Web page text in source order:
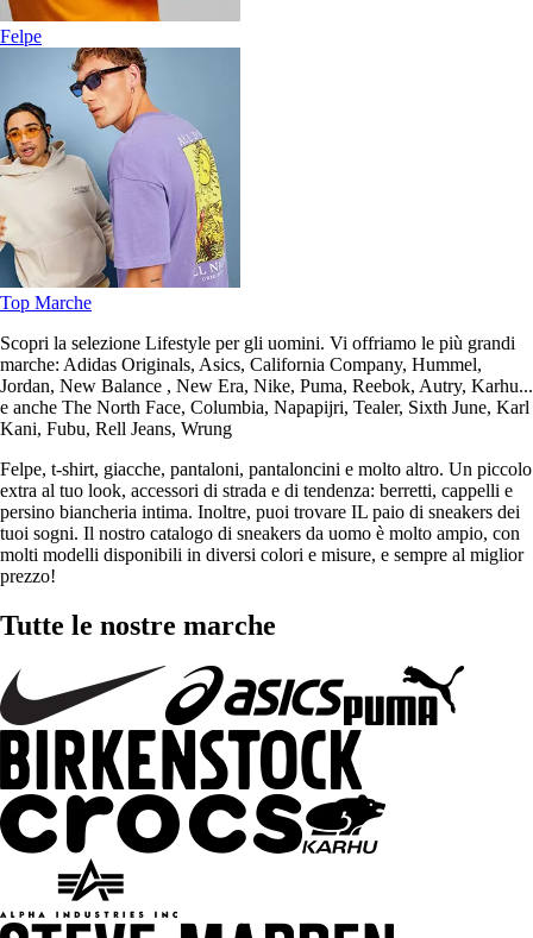
Felpe
Top Marche
Scopri la selezione Lifestyle per gli uomini. Vi offriamo le più grandi
marche: Adidas Originals, Asics, California Company, Hummel,
Jordan, New Balance , New Era, Nike, Puma, Reebok, Autry, Karhu...
e anche The North Face, Columbia, Napapijri, Tealer, Sixth June, Karl
Kani, Fubu, Rell Jeans, Wrung
Felpe, t-shirt, giacche, pantaloni, pantaloncini e molto altro. Un piccolo
extra al tuo look, accessori di strada e di tendenza: berretti, cappelli e
persino biancheria intima. Inoltre, puoi trovare IL paio di sneakers dei
tuoi sogni. Il nostro catalogo di sneakers da uomo è molto ampio, con
molti modelli disponibili in diversi colori e misure, e sempre al miglior
prezzo!
Tutte le nostre marche